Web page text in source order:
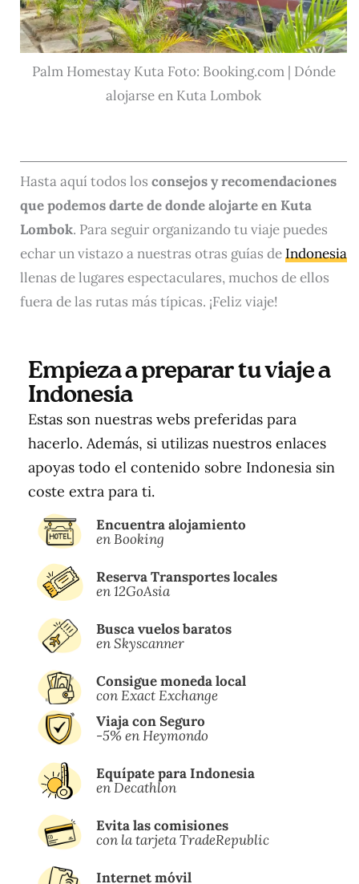
Palm Homestay Kuta Foto: Booking.com | Dónde
alojarse en Kuta Lombok
Hasta aquí todos los consejos y recomendaciones
que podemos darte de donde alojarte en Kuta
Lombok. Para seguir organizando tu viaje puedes
echar un vistazo a nuestras otras guías deIndonesia
llenas de lugares espectaculares, muchos de ellos
fuera de las rutas más típicas. ¡Feliz viaje!
Empieza a preparar tu viaje a
Indonesia
Estas son nuestras webs preferidas para
hacerlo. Además, si utilizas nuestros enlaces
apoyas todo el contenido sobre Indonesia sin
coste extra para ti.
Encuentra alojamiento
en Booking
Reserva Transportes locales
en 12GoAsia
Busca vuelos baratos
en Skyscanner
Consigue moneda local
con Exact Exchange
Viaja con Seguro
-5% en Heymondo
Equípate para Indonesia
en Decathlon
Evita las comisiones
con la tarjeta TradeRepublic
Internet móvil